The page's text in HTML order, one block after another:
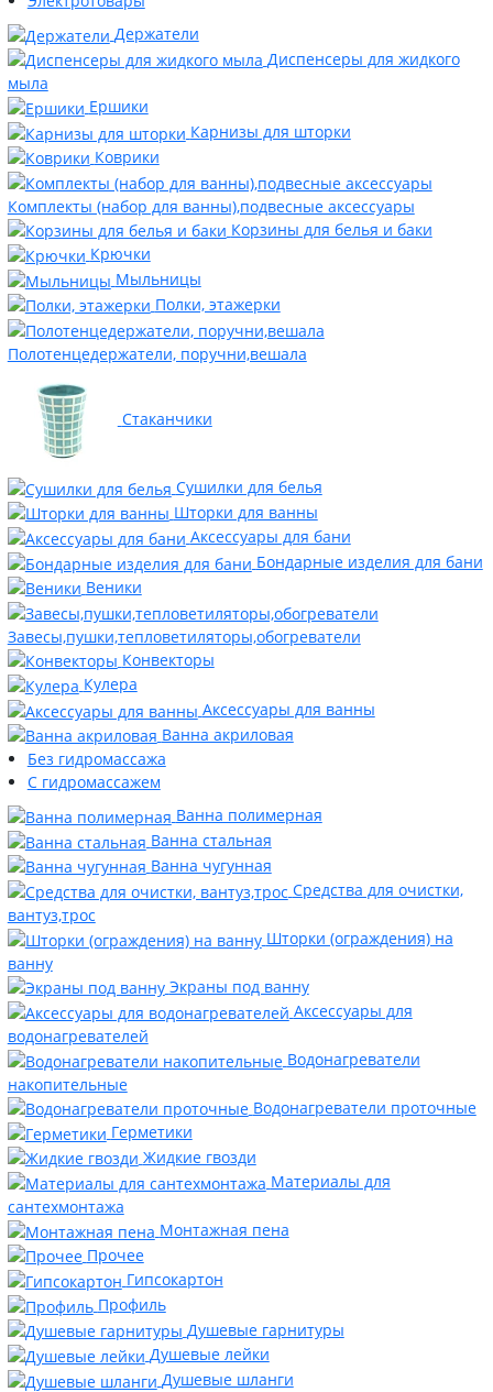
Держатели
Диспенсеры для жидкого
мыла
Ершики
Карнизы для шторки
Коврики
Комплекты (набор для ванны),подвесные аксессуары
Корзины для белья и баки
Крючки
Мыльницы
Полки, этажерки
Полотенцедержатели, поручни,вешала
Стаканчики
Сушилки для белья
Шторки для ванны
Аксессуары для бани
Бондарные изделия для бани
Веники
Завесы,пушки,тепловетиляторы,обогреватели
Конвекторы
Кулера
Аксессуары для ванны
Ванна акриловая
Без гидромассажа
С гидромассажем
Ванна полимерная
Ванна стальная
Ванна чугунная
Средства для очистки,
вантуз,трос
Шторки (ограждения) на
ванну
Экраны под ванну
Аксессуары для
водонагревателей
Водонагреватели
накопительные
Водонагреватели проточные
Герметики
Жидкие гвозди
Материалы для
сантехмонтажа
Монтажная пена
Прочее
Гипсокартон
Профиль
Душевые гарнитуры
Душевые лейки
Душевые шланги